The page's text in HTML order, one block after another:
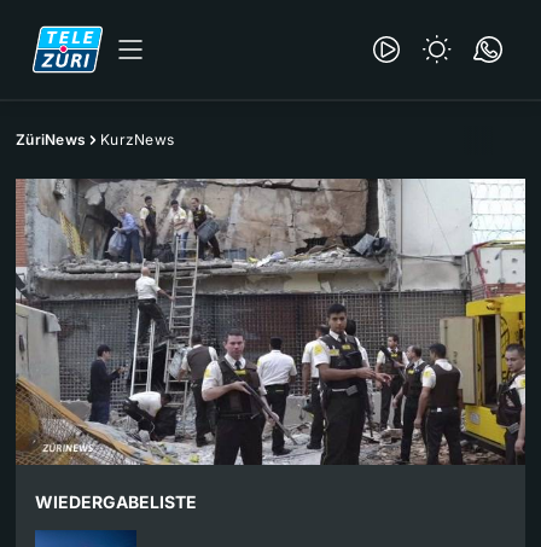
ZüriNews KurzNews
WIEDERGABELISTE